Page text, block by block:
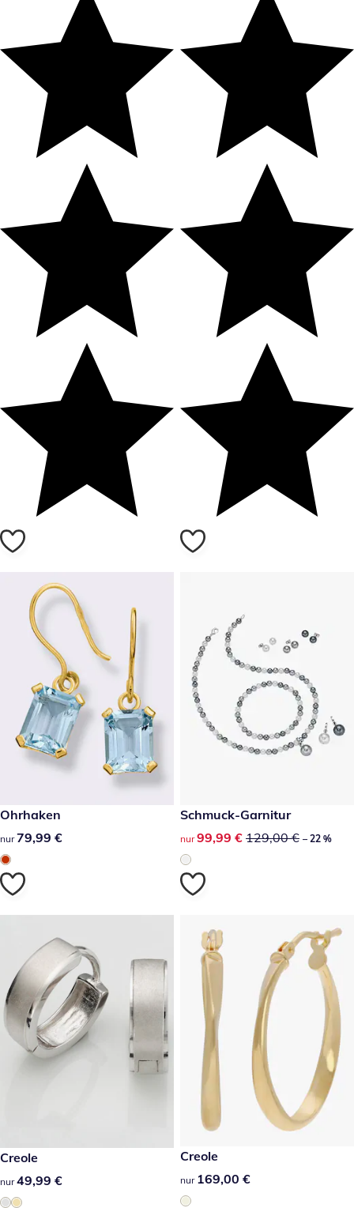
79,99 €
Ohrhaken
79,99 €
nur 79,99 €
reduzierter Preis 99,99 €,
-22 %
Schmuck-Garnitur
reduzierter Preis 99,99 €,
nur 99,99 € 129,00 € – 22 %
49,99 €
Creole
49,99 €
nur 49,99 €
169,00 €
Creole
169,00 €
nur 169,00 €